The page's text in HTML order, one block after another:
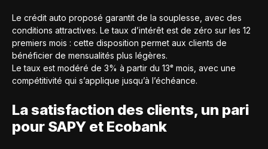
Le crédit auto proposé garantit de la souplesse, avec des
conditions attractives. Le taux d’intérêt est de zéro sur les 12
premiers mois : cette disposition permet aux clients de
bénéficier de mensualités plus légères.
Le taux est modéré de 3% à partir du 13ᵉ mois, avec une
compétitivité qui s’applique jusqu’à l’échéance.
La satisfaction des clients, un pari
pour SAPY et Ecobank